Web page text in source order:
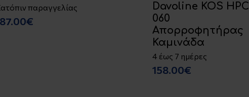
παραγγελίας
Davoline KOS HPC
060
Απορροφητήρας
Καμινάδα
4 έως 7 ημέρες
158.00€